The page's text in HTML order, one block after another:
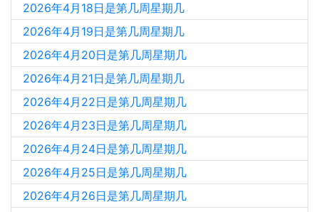
2026年4月18日是第几周星期几
2026年4月19日是第几周星期几
2026年4月20日是第几周星期几
2026年4月21日是第几周星期几
2026年4月22日是第几周星期几
2026年4月23日是第几周星期几
2026年4月24日是第几周星期几
2026年4月25日是第几周星期几
2026年4月26日是第几周星期几